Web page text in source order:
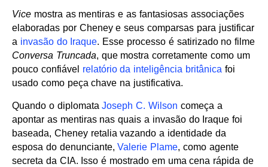
Vice mostra as mentiras e as fantasiosas associações
elaboradas por Cheney e seus comparsas para justificar
a invasão do Iraque. Esse processo é satirizado no filme
Conversa Truncada, que mostra corretamente como um
pouco confiável relatório da inteligência britânica foi
usado como peça chave na justificativa.
Quando o diplomataJoseph C. Wilson começa a
apontar as mentiras nas quais a invasão do Iraque foi
baseada, Cheney retalia vazando a identidade da
esposa do denunciante,Valerie Plame, como agente
secreta da CIA. Isso é mostrado em uma cena rápida de